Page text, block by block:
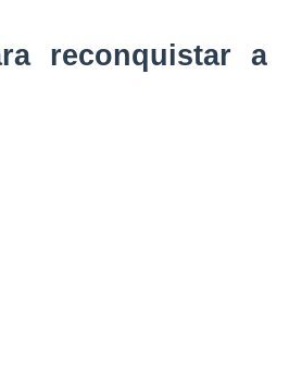
reconquistar a